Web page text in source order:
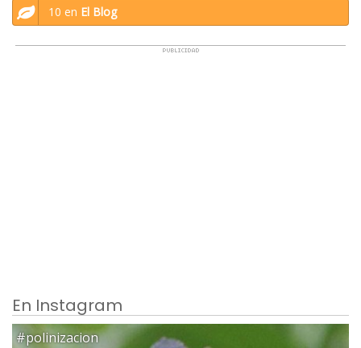
10 en El Blog
En Instagram
#polinizacion